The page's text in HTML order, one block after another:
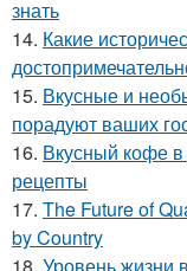
знать
14. Какие
15. Вкусные и
порадуют ваших
16. Вкусный кофе
рецепты
17. The Future of
by Country
18. Уровень жизни